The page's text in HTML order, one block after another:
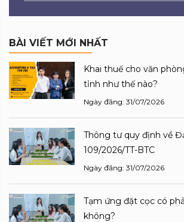
BÀI VIẾT MỚI NHẤT
Khai thuế cho văn
tỉnh như thế nào?
Ngày đăng: 31/07/2026
Thông tư quy định về
109/2026/TT-BTC
Ngày đăng: 31/07/2026
Tạm ứng đặt cọc có
không?